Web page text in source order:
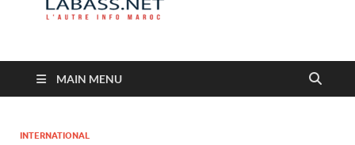
MAIN MENU
INTERNATIONAL